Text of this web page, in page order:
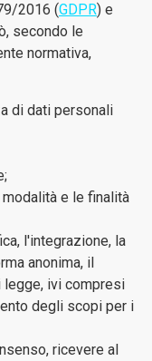
2016 (GDPR) e
secondo le
normativa,
di dati personali
e le finalità
l'integrazione, la
anonima, il
ivi compresi
degli scopi per i
ricevere al